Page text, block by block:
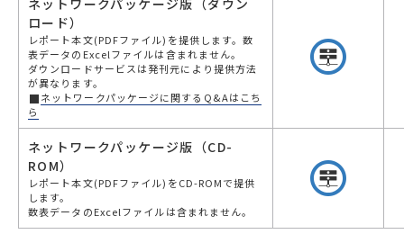
ネットワークパッケージ版（ダウン
ロード）
レポート本文(PDFファイル)を提供します。数
表データのExcelファイルは含まれません。
ダウンロードサービスは発刊元により提供方法
が異なります。
ネットワークパッケージに関するQ&Aはこち
ら
ネットワークパッケージ版（CD-
ROM）
レポート本文(PDFファイル)をCD-ROMで提供
します。
数表データのExcelファイルは含まれません。